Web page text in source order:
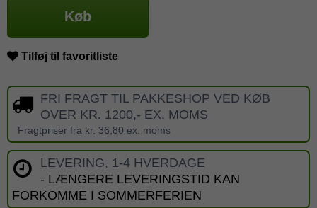
Køb
Tilføj til favoritliste
FRI FRAGT TIL PAKKESHOP VED KØB
OVER KR. 1200,- EX. MOMS
Fragtpriser fra kr. 36,80 ex. moms
LEVERING, 1-4 HVERDAGE
- LÆNGERE LEVERINGSTID KAN
FORKOMME I SOMMERFERIEN